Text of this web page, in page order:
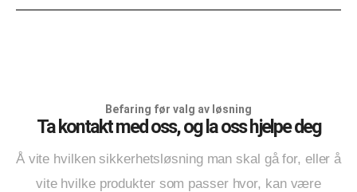
Befaring før valg av løsning
Ta kontakt med oss, og la oss hjelpe deg
Å vite hvilken sikkerhetsløsning man skal gå for, eller å
vite hvilke produkter som passer hvor, kan være